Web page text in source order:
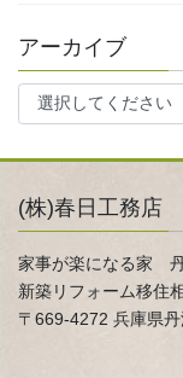
アーカイブ
(株)春日工務店
家事が楽になる家
新築リフォーム移住
〒669-4272 兵庫県